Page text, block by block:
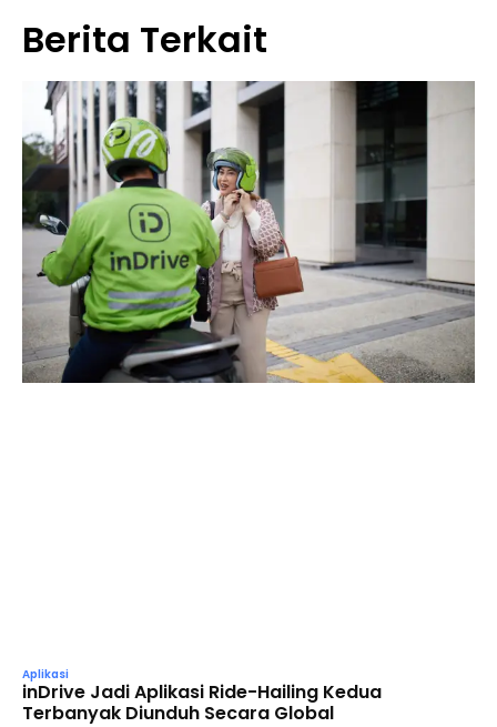
Berita Terkait
Aplikasi
inDrive Jadi Aplikasi Ride-Hailing Kedua
Terbanyak Diunduh Secara Global